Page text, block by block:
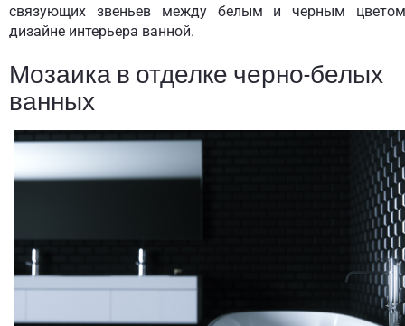
связующих звеньев между белым и черным
дизайне интерьера ванной.
Мозаика в отделке черно-белых
ванных